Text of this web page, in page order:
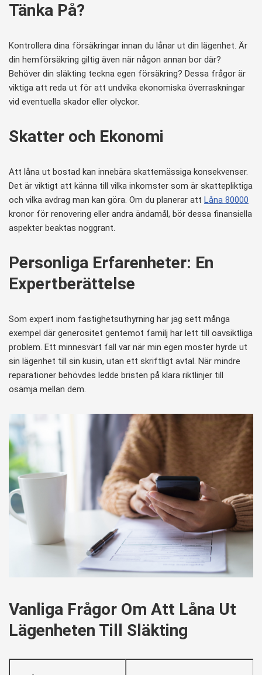
Tänka På?
Kontrollera dina försäkringar innan du lånar ut din lägenhet. Är
din hemförsäkring giltig även när någon annan bor där?
Behöver din släkting teckna egen försäkring? Dessa frågor är
viktiga att reda ut för att undvika ekonomiska överraskningar
vid eventuella skador eller olyckor.
Skatter och Ekonomi
Att låna ut bostad kan innebära skattemässiga konsekvenser.
Det är viktigt att känna till vilka inkomster som är skattepliktiga
och vilka avdrag man kan göra. Om du planerar att Låna 80000
kronor för renovering eller andra ändamål, bör dessa finansiella
aspekter beaktas noggrant.
Personliga Erfarenheter: En
Expertberättelse
Som expert inom fastighetsuthyrning har jag sett många
exempel där generositet gentemot familj har lett till oavsiktliga
problem. Ett minnesvärt fall var när min egen moster hyrde ut
sin lägenhet till sin kusin, utan ett skriftligt avtal. När mindre
reparationer behövdes ledde bristen på klara riktlinjer till
osämja mellan dem.
Vanliga Frågor Om Att Låna Ut
Lägenheten Till Släkting